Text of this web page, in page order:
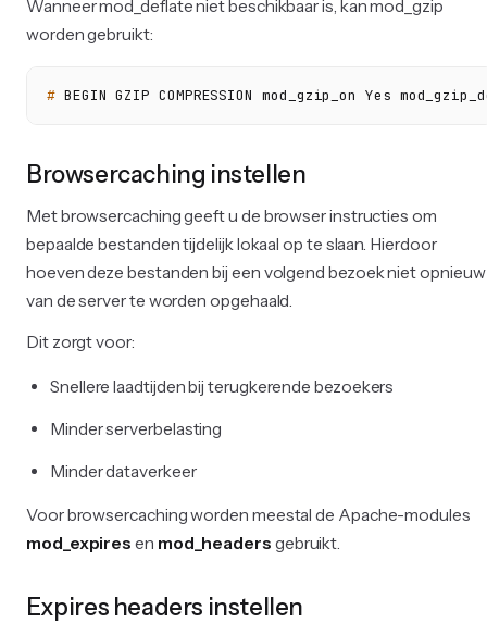
Wanneer mod_deflate niet beschikbaar is, kan mod_gzip
worden gebruikt:
# BEGIN GZIP COMPRESSION mod_gzip_on Yes
Browsercaching instellen
Met browsercaching geeft u de browser instructies om
bepaalde bestanden tijdelijk lokaal op te slaan. Hierdoor
hoeven deze bestanden bij een volgend bezoek niet opnieuw
van de server te worden opgehaald.
Dit zorgt voor:
Snellere laadtijden bij terugkerende bezoekers
Minder serverbelasting
Minder dataverkeer
Voor browsercaching worden meestal de Apache-modules
mod_expires en mod_headers gebruikt.
Expires headers instellen